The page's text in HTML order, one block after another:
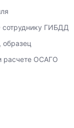
сотруднику ГИБДД
образец
расчете ОСАГО